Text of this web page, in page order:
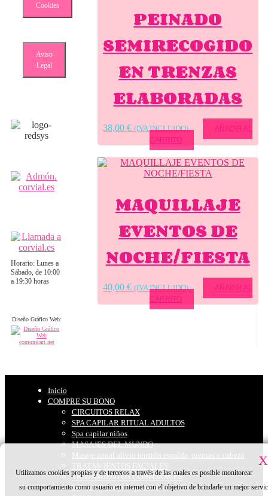
X
Utilizamos cookies propias y de terceros a través de las cuales es posible monitorear
su comportamiento como usuario en internet con el objetivo de brindarle un mejor
PEINADO
SEMIRECOGIDO
EN TRENZAS
ELABORADAS
38,00€ (IVA INCLUIDO)
AÑADIR AL
CARRITO
MAQUILLAJE
EVENTOS DE
NOCHE/FIESTA
40,00€ (IVA INCLUIDO)
AÑADIR AL
CARRITO
Cookies
Aviso
Legal
Horario: Lunes a
Sábado, de 10:00
a 19:30 horas
Diseño Gráfico Web:
Inicio
COMPRE SU BONO
CIRCUITOS RELAX
SPA CAPILAR RITUAL ADULTOS
Spa capilar niños
MASAJES DEL MUNDO
Masaje zonal alivio tensión espalda, piernas o cabeza
TRATAMIENTOS FACIALES
TRATAMIENTOS CORPORALES
Peinado y maquillaje eventos